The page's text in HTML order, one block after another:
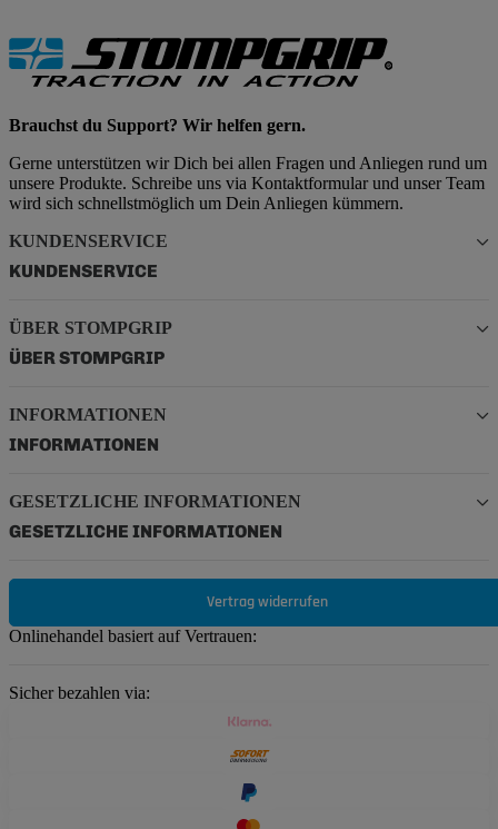
Brauchst du Support? Wir helfen gern.
Gerne unterstützen wir Dich bei allen Fragen und Anliegen rund um
unsere Produkte. Schreibe uns via Kontaktformular und unser Team
wird sich schnellstmöglich um Dein Anliegen kümmern.
KUNDENSERVICE
KUNDENSERVICE
ÜBER STOMPGRIP
ÜBER STOMPGRIP
INFORMATIONEN
INFORMATIONEN
GESETZLICHE INFORMATIONEN
GESETZLICHE INFORMATIONEN
Vertrag widerrufen
Onlinehandel basiert auf Vertrauen:
Sicher bezahlen via: